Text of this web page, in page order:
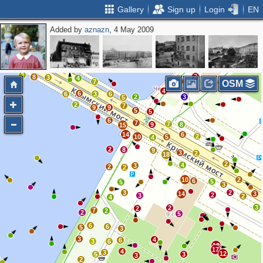
Gallery Sign up Login EN
Added byaznazn, 4 May 2009
4
2
5
7
7
5
9
6
3
7
6
4
5
4
7
4
7
9
10
5
2
3
3
8
3
6
2
9
6
15
14
5
2
3
3
12
17
13
3
2
2
2
5 3
6
2
4
10
14
2
5
4
3
4
3
6 6
3
2
3
4
2
7
6
3
6
3
5
2
2
2 8
2 3
5
3
9
18 3
5
4
9
10
5
7
2
3
2
8
6
2
2
2
4
2
OSM